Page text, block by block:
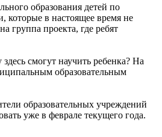
образования детей по
которые в настоящее время не
группа проекта, где ребят
смогут научить ребенка? На
образовательным
образовательных учреждений
уже в феврале текущего года.